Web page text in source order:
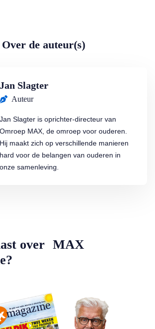
Over de auteur(s)
Jan Slagter
Auteur
Jan Slagter is oprichter-directeur van
Omroep MAX, de omroep voor ouderen.
Hij maakt zich op verschillende manieren
hard voor de belangen van ouderen in
onze samenleving.
over MAX